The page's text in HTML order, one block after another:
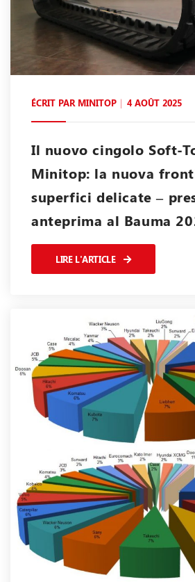
ÉCRIT PAR MINITOP 4 AOÛT 2025
Il nuovo cingolo Soft-
Minitop: la nuova
superfici delicate –
anteprima al Bauma
LIRE L'ARTICLE